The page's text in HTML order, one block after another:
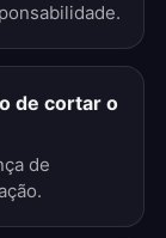
de cortar o
de